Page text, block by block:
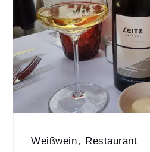
Weißwein, Restaurant